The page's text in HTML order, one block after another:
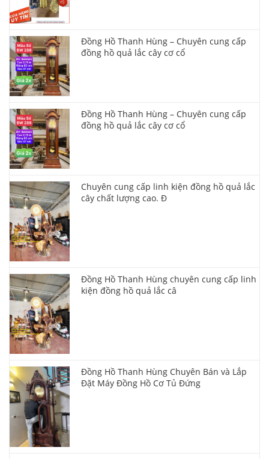
Đồng Hồ Thanh Hùng – Chuyên cung cấp
đồng hồ quả lắc cây cơ cổ
Đồng Hồ Thanh Hùng – Chuyên cung cấp
đồng hồ quả lắc cây cơ cổ
Chuyên cung cấp linh kiện đồng hồ quả lắc
cây chất lượng cao. Đ
Đồng Hồ Thanh Hùng chuyên cung cấp linh
kiện đồng hồ quả lắc câ
Đồng Hồ Thanh Hùng Chuyên Bán và Lắp
Đặt Máy Đồng Hồ Cơ Tủ Đứng